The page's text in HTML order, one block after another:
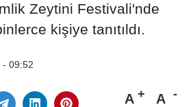
Zeytini Festivali'nde
kişiye tanıtıldı.
- 09:52
A A